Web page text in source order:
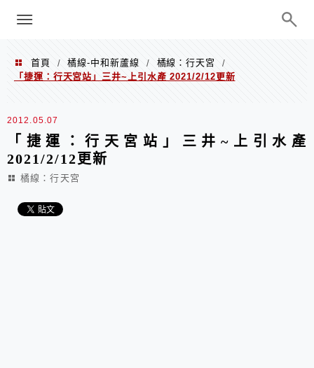
巧、世界走透透
menu
首頁 / 橘線-中和新蘆線 / 橘線：行天宮
/
「捷運：行天宮站」三井~上引水產 2021/2/12更新
2012.05.07
「捷運：行天宮站」三井~上引水產
2021/2/12更新
橘線：行天宮